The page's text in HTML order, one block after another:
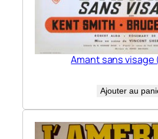
Amant sans visage
Ajouter au